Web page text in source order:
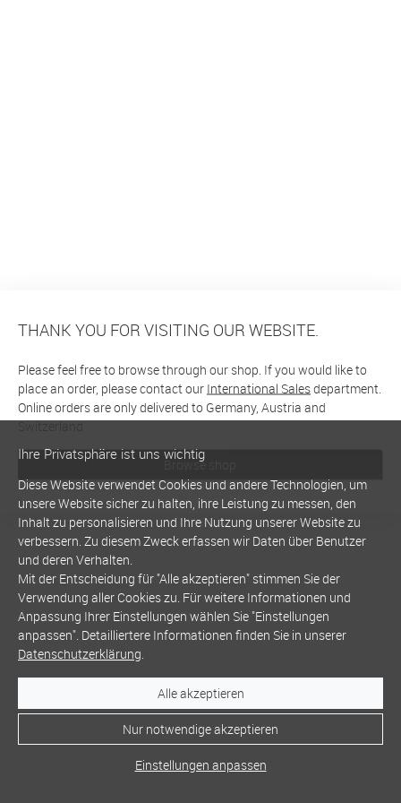
THANK YOU FOR VISITING OUR WEBSITE.
Please feel free to browse through our shop. If you would like to
place an order, please contact our International Salesdepartment.
Online orders are only delivered to Germany, Austria and
Switzerland
Browse shop
Ihre Privatsphäre ist uns wichtig
Diese Website verwendet Cookies und andere Technologien, um
unsere Website sicher zu halten, ihre Leistung zu messen, den
Inhalt zu personalisieren und Ihre Nutzung unserer Website zu
verbessern. Zu diesem Zweck erfassen wir Daten über Benutzer
und deren Verhalten.
Mit der Entscheidung für "Alle akzeptieren" stimmen Sie der
Verwendung aller Cookies zu. Für weitere Informationen und
Anpassung Ihrer Einstellungen wählen Sie "Einstellungen
anpassen". Detailliertere Informationen finden Sie in unserer
Datenschutzerklärung.
Alle akzeptieren
Nur notwendige akzeptieren
Einstellungen anpassen